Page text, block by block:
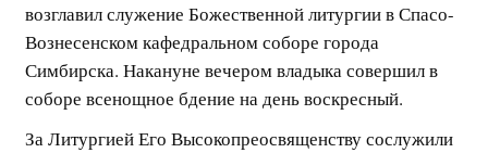
возглавил служение Божественной литургии в Спасо-
Вознесенском кафедральном соборе города
Симбирска. Накануне вечером владыка совершил в
соборе всенощное бдение на день воскресный.
За Литургией Его Высокопреосвященству сослужили